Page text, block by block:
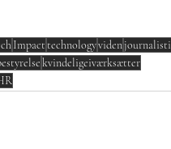
Impact technologyviden
kvindeligeiværksætter